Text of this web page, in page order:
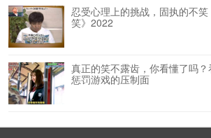
忍受心理上的挑战，固执的不
笑》2022
真正的笑不露齿，你看懂了吗？
惩罚游戏的压制面